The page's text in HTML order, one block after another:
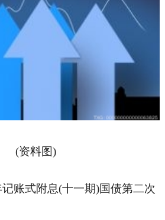
(资料图)
账式附息(十一期)国债第二次